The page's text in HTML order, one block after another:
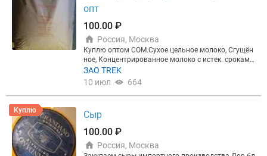
е. Приемка и вывоз товара осуществляется на ме
сте. Самовывоз из регионов РФ Оплата по факту.
опт
100.00 ₽
Россия, Москва
Куплю оптом СОМ.Сухое цельное молоко, Сгущён
ное, Концентрированное молоко с истек. сроками
хранения. ГОСТ. Самовывоз из регионов России и
Белоруссии
ЗАО TREK
10 июл
664
Куплю
Сыр
100.00 ₽
Россия, Москва